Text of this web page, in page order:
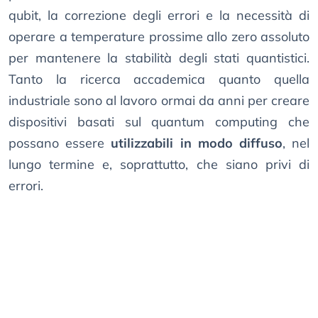
qubit, la correzione degli errori e la necessità di
operare a temperature prossime allo zero assoluto
per mantenere la stabilità degli stati quantistici.
Tanto la ricerca accademica quanto quella
industriale sono al lavoro ormai da anni per creare
dispositivi basati sul quantum computing che
possano essere utilizzabili in modo diffuso, nel
lungo termine e, soprattutto, che siano privi di
errori.